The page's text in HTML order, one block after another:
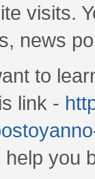
visits.
news
to
link -
you